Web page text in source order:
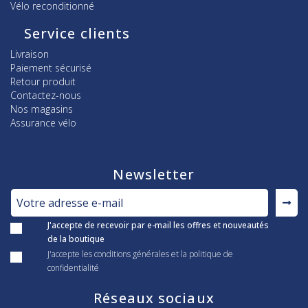
Vélo reconditionné
Service clients
Livraison
Paiement sécurisé
Retour produit
Contactez-nous
Nos magasins
Assurance vélo
Newsletter
J'accepte de recevoir par e-mail les offres et nouveautés
de la boutique
J'accepte les conditions générales et la politique de
confidentialité
Réseaux sociaux